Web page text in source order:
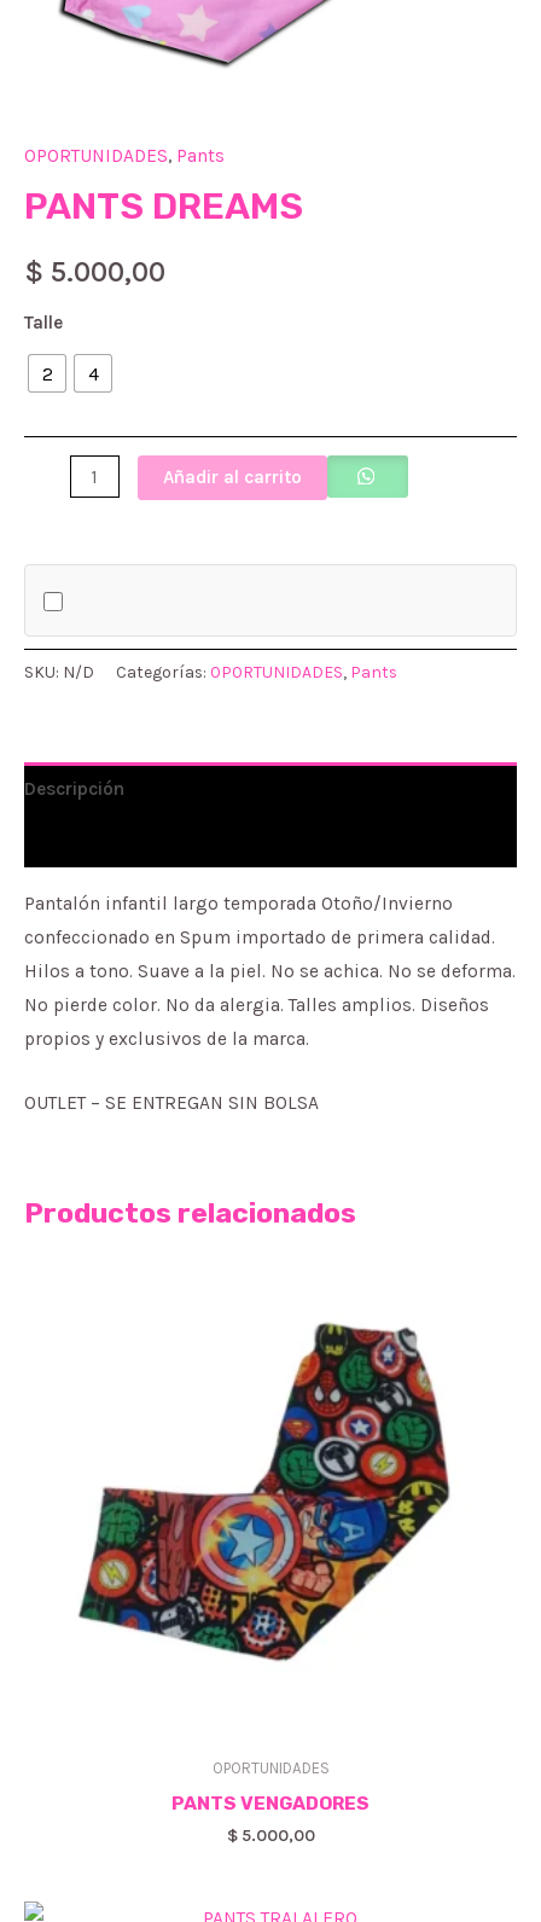
OPORTUNIDADES, Pants
PANTS DREAMS
$ 5.000,00
Talle
2 4
DREAMS
Añadir al carrito
SKU: N/D Categorías: OPORTUNIDADES, Pants
Descripción
Pantalón infantil largo temporada Otoño/Invierno
confeccionado en Spum importado de primera calidad.
Hilos a tono. Suave a la piel. No se achica. No se deforma.
No pierde color. No da alergia. Talles amplios. Diseños
propios y exclusivos de la marca.
OUTLET – SE ENTREGAN SIN BOLSA
Productos relacionados
OPORTUNIDADES
PANTS VENGADORES
$5.000,00